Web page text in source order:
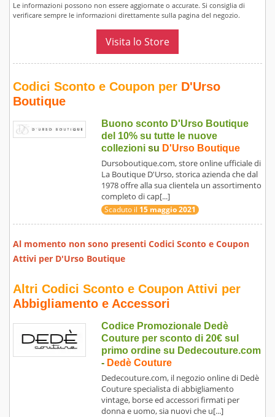
Le informazioni possono non essere aggiornate o accurate. Si consiglia di
verificare sempre le informazioni direttamente sulla pagina del negozio.
Visita lo Store
Codici Sconto e Coupon per D'Urso
Boutique
Buono sconto D'Urso Boutique
del 10% su tutte le nuove
collezionisu D'Urso Boutique
Dursoboutique.com, store online ufficiale di
La Boutique D'Urso, storica azienda che dal
1978 offre alla sua clientela un assortimento
completo di cap[...]
Scaduto il 15 maggio 2021
Al momento non sono presenti Codici Sconto e Coupon
Attivi per D'Urso Boutique
Altri Codici Sconto e Coupon Attivi per
Abbigliamento e Accessori
Codice Promozionale Dedè
Couture per sconto di 20€ sul
primo ordine su Dedecouture.com
- Dedè Couture
Dedecouture.com, il negozio online di Dedè
Couture specialista di abbigliamento
vintage, borse ed accessori firmati per
donna e uomo, sia nuovi che u[...]